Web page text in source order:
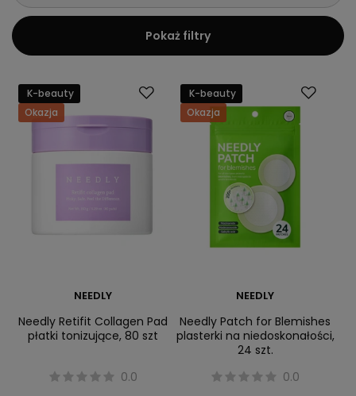
Pokaż filtry
K-beauty
Okazja
NEEDLY
Needly Retifit Collagen Pad
płatki tonizujące, 80 szt
0.0
K-beauty
Okazja
NEEDLY
Needly Patch for Blemishes
plasterki na niedoskonałości,
24 szt.
0.0